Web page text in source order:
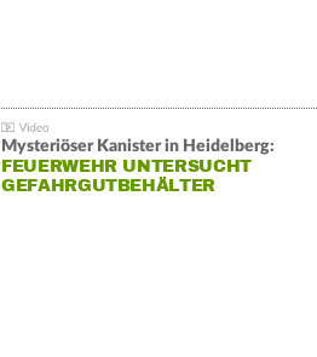
Mysteriöser Kanister in Heidelberg:
FEUERWEHR UNTERSUCHT
GEFAHRGUTBEHÄLTER